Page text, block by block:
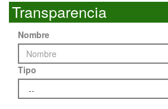
Transparencia
Nombre
Tipo